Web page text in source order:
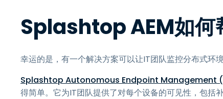
Splashtop AEM如何
幸运的是，有一个解决方案可以让IT团队监控分布式环
Splashtop Autonomous Endpoint Management
得简单。它为IT团队提供了对每个设备的可见性，包括